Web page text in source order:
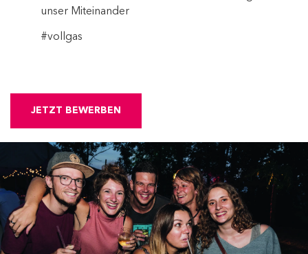
unser Miteinander
#vollgas
JETZT BEWERBEN